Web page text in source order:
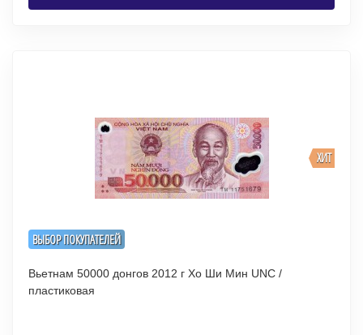
ВЫБОР ПОКУПАТЕЛЕЙ
ХИТ
Вьетнам 50000 донгов 2012 г Хо Ши Мин UNC /
пластиковая